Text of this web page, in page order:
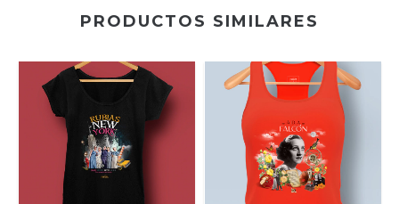
PRODUCTOS SIMILARES